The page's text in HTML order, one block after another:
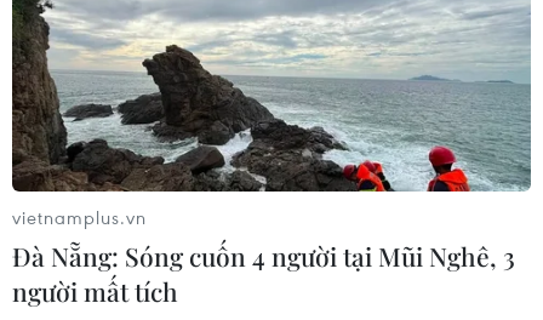
vietnamplus.vn
Đà Nẵng: Sóng cuốn 4 người tại Mũi Nghê, 3
người mất tích